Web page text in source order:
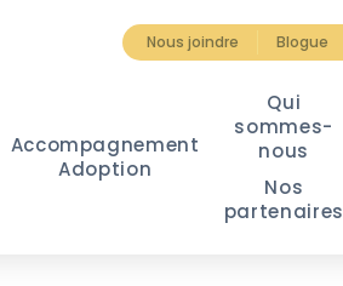
Nous joindre Blogue
Accompagnement
Adoption
Qui
sommes-
nous
Nos
partenaires